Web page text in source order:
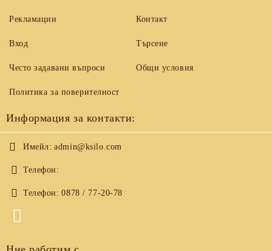
Рекламации
Вход
Често задавани въпроси
Контакт
Търсене
Общи условия
Политика за поверителност
Информация за контакти:
Имейл: admin@ksilo.com
Телефон:
Телефон: 0878 / 77-20-78